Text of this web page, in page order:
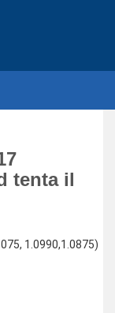
tenta il
1.0990,1.0875)